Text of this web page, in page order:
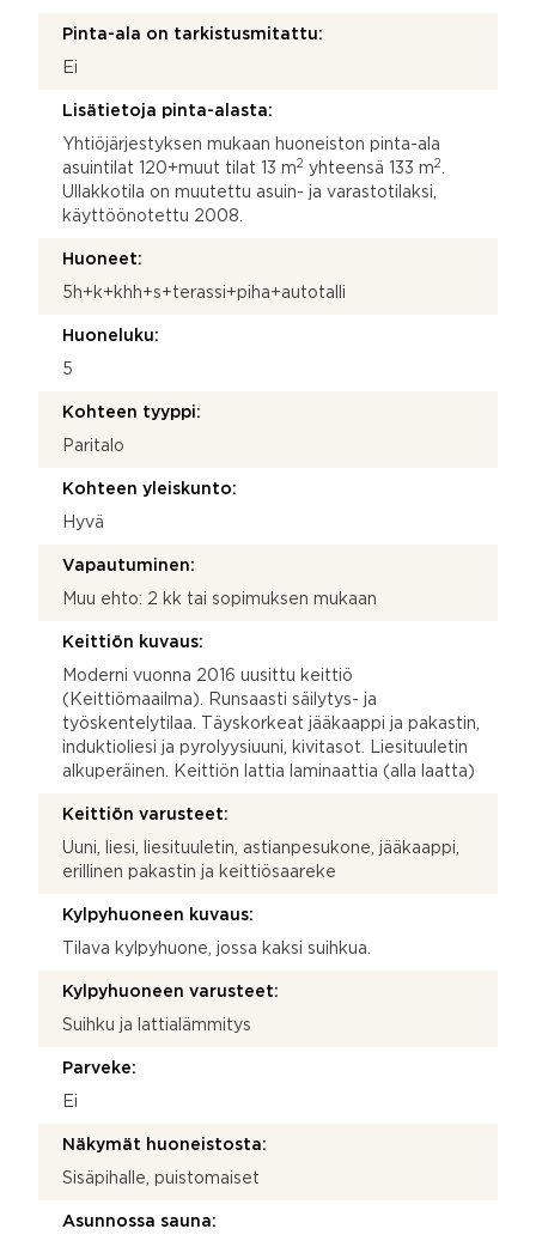
Pinta-ala on tarkistusmitattu:
Ei
Lisätietoja pinta-alasta:
Yhtiöjärjestyksen mukaan huoneiston pinta-ala
asuintilat 120+muut tilat 13 m2 yhteensä 133 m2
Ullakkotila on muutettu asuin- ja varastotilaksi,
käyttöönotettu 2008.
Huoneet:
5h+k+khh+s+terassi+piha+autotalli
Huoneluku:
5
Kohteen tyyppi:
Paritalo
Kohteen yleiskunto:
Hyvä
Vapautuminen:
Muu ehto: 2 kk tai sopimuksen mukaan
Keittiön kuvaus:
Moderni vuonna 2016 uusittu keittiö
(Keittiömaailma). Runsaasti säilytys- ja
työskentelytilaa. Täyskorkeat jääkaappi ja pakastin,
induktioliesi ja pyrolyysiuuni, kivitasot. Liesituuletin
alkuperäinen. Keittiön lattia laminaattia (alla laatta)
Keittiön varusteet:
Uuni, liesi, liesituuletin, astianpesukone, jääkaappi,
erillinen pakastin ja keittiösaareke
Kylpyhuoneen kuvaus:
Tilava kylpyhuone, jossa kaksi suihkua.
Kylpyhuoneen varusteet:
Suihku ja lattialämmitys
Parveke:
Ei
Näkymät huoneistosta:
Sisäpihalle, puistomaiset
Asunnossa sauna: